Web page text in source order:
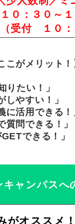
１０：３０～
（受付 １０：
こがメリット！
りたい！」
しやすい！」
に活用できる！
質問できる！」
できる！」
キャンパスへ
がオススメ！